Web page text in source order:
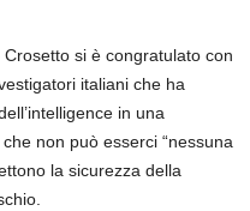
si è congratulato con
italiani che ha
in una
non può esserci “nessuna
la sicurezza della